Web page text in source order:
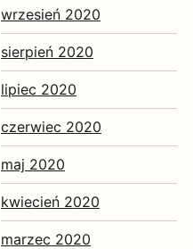
wrzesień 2020
sierpień 2020
lipiec 2020
czerwiec 2020
maj 2020
kwiecień 2020
marzec 2020